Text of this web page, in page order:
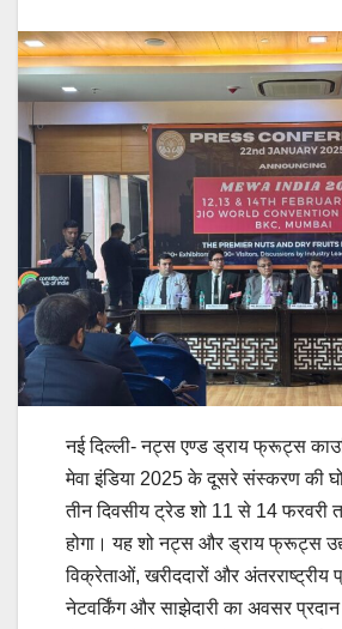
नई दिल्ली- नट्स एण्ड ड्राय फ्रूट्स
मेवा इंडिया 2025 के दूसरे संस्करण की
तीन दिवसीय ट्रेड शो 11 से 14 फरवरी
होगा। यह शो नट्स और ड्राय फ्रूट्स
विक्रेताओं, खरीददारों और अंतरराष्ट्रीय
नेटवर्किंग और साझेदारी का अवसर